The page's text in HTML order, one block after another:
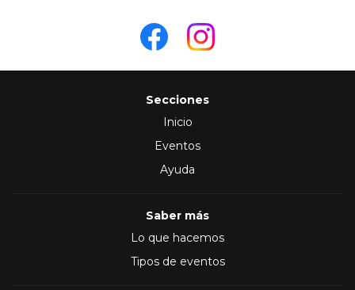
Secciones
Inicio
Eventos
Ayuda
Saber más
Lo que hacemos
Tipos de eventos